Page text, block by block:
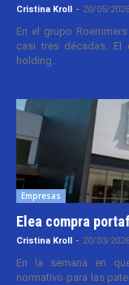
Cristina Kroll - 20/05/
En el grupo
casi tres décadas. El
holding...
Empresas
Elea compra
Cristina Kroll - 20/03/
En la semana en
normativo para las